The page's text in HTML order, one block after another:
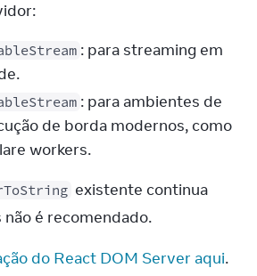
: para streaming em
: para ambientes de
de borda modernos, como
workers.
existente continua
é recomendado.
do React DOM Server aqui.